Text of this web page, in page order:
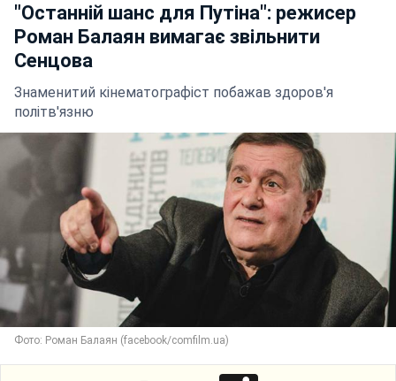
"Останній шанс для Путіна": режисер
Роман Балаян вимагає звільнити
Сенцова
Знаменитий кінематографіст побажав здоров'я
політв'язню
Фото: Роман Балаян (facebook/comfilm.ua)